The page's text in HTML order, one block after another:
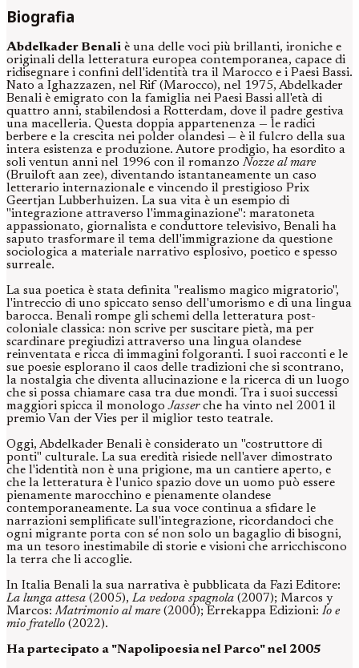
Biografia
Abdelkader Benali è una delle voci più brillanti, ironiche e
originali della letteratura europea contemporanea, capace di
ridisegnare i confini dell'identità tra il Marocco e i Paesi Bassi.
Nato a Ighazzazen, nel Rif (Marocco), nel 1975, Abdelkader
Benali è emigrato con la famiglia nei Paesi Bassi all'età di
quattro anni, stabilendosi a Rotterdam, dove il padre gestiva
una macelleria. Questa doppia appartenenza — le radici
berbere e la crescita nei polder olandesi — è il fulcro della sua
intera esistenza e produzione. Autore prodigio, ha esordito a
soli ventun anni nel 1996 con il romanzo Nozze al mare
(Bruiloft aan zee), diventando istantaneamente un caso
letterario internazionale e vincendo il prestigioso Prix
Geertjan Lubberhuizen. La sua vita è un esempio di
"integrazione attraverso l'immaginazione": maratoneta
appassionato, giornalista e conduttore televisivo, Benali ha
saputo trasformare il tema dell'immigrazione da questione
sociologica a materiale narrativo esplosivo, poetico e spesso
surreale.
La sua poetica è stata definita "realismo magico migratorio",
l'intreccio di uno spiccato senso dell'umorismo e di una lingua
barocca. Benali rompe gli schemi della letteratura post-
coloniale classica: non scrive per suscitare pietà, ma per
scardinare pregiudizi attraverso una lingua olandese
reinventata e ricca di immagini folgoranti. I suoi racconti e le
sue poesie esplorano il caos delle tradizioni che si scontrano,
la nostalgia che diventa allucinazione e la ricerca di un luogo
che si possa chiamare casa tra due mondi. Tra i suoi successi
maggiori spicca il monologoJasserche ha vinto nel 2001 il
premio Van der Vies per il miglior testo teatrale.
Oggi, Abdelkader Benali è considerato un "costruttore di
ponti" culturale. La sua eredità risiede nell'aver dimostrato
che l'identità non è una prigione, ma un cantiere aperto, e
che la letteratura è l'unico spazio dove un uomo può essere
pienamente marocchino e pienamente olandese
contemporaneamente. La sua voce continua a sfidare le
narrazioni semplificate sull'integrazione, ricordandoci che
ogni migrante porta con sé non solo un bagaglio di bisogni,
ma un tesoro inestimabile di storie e visioni che arricchiscono
la terra che li accoglie.
In Italia Benali la sua narrativa è pubblicata da Fazi Editore:
La lunga attesa (2005), La vedova spagnola (2007); Marcos y
Marcos:Matrimonio al mare(2000); Errekappa Edizioni: Io e
mio fratello (2022).
Ha partecipato a "Napolipoesia nel Parco" nel 2005